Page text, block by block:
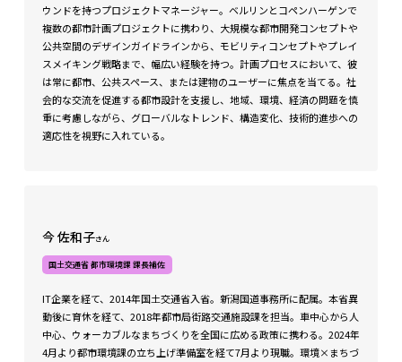
ウンドを持つプロジェクトマネージャー。ベルリンとコペンハーゲンで
複数の都市計画プロジェクトに携わり、大規模な都市開発コンセプトや
公共空間のデザインガイドラインから、モビリティコンセプトやプレイ
スメイキング戦略まで、幅広い経験を持つ。計画プロセスにおいて、彼
は常に都市、公共スペース、または建物のユーザーに焦点を当てる。社
会的な交流を促進する都市設計を支援し、地域、環境、経済の問題を慎
重に考慮しながら、グローバルなトレンド、構造変化、技術的進歩への
適応性を視野に入れている。
今 佐和子さん
国土交通省 都市環境課 課長補佐
IT企業を経て、2014年国土交通省入省。新潟国道事務所に配属。本省異
動後に育休を経て、2018年都市局街路交通施設課を担当。車中心から人
中心、ウォーカブルなまちづくりを全国に広める政策に携わる。2024年
4月より都市環境課の立ち上げ準備室を経て7月より現職。環境×まちづ